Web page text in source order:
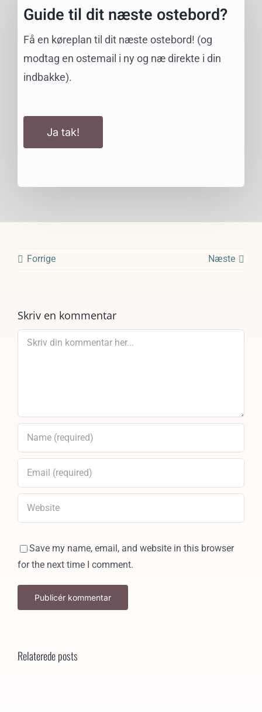
Guide til dit næste ostebord?
Få en køreplan til dit næste ostebord! (og
modtag en ostemail i ny og næ direkte i din
indbakke).
Ja tak!
Forrige Næste
Skriv en kommentar
Comment
Save my name, email, and website in this browser
for the next time I comment.
Relaterede posts